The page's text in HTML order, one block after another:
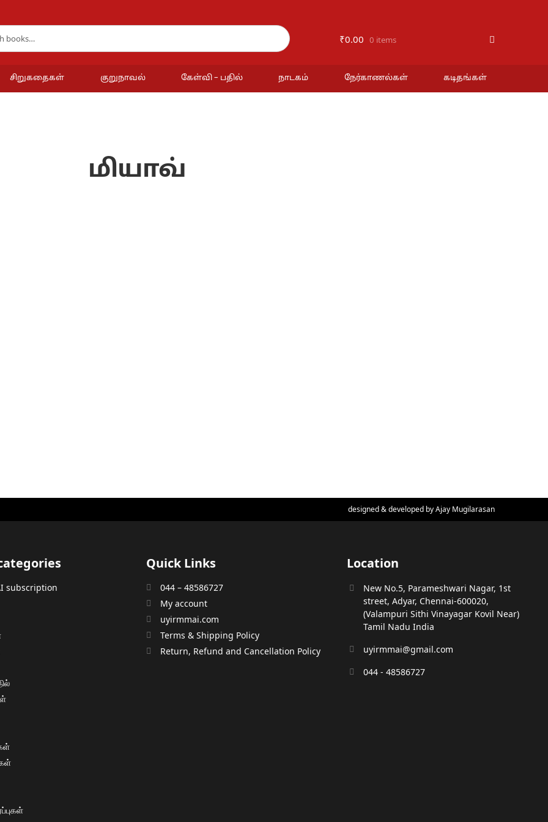
₹0.00 0 items
சிறுகதைகள் குறுநாவல் கேள்வி – பதில் நாடகம் நேர்காணல்கள் கடிதங்கள்
மியாவ்
designed & developed byAjay Mugilarasan
subscription
Quick Links
044 – 48586727
My account
uyirmmai.com
Terms & Shipping Policy
Return, Refund and Cancellation Policy
Location
New No.5, Parameshwari Nagar, 1st
street, Adyar, Chennai-600020,
(Valampuri Sithi Vinayagar Kovil Near)
Tamil Nadu India
uyirmmai@gmail.com
044 - 48586727